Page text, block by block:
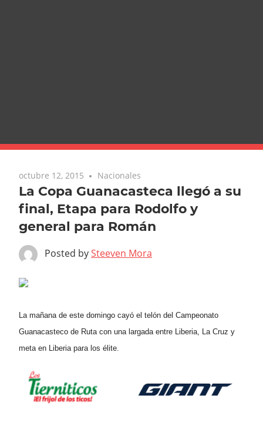
octubre 12, 2015 Nacionales
La Copa Guanacasteca llegó a su
final, Etapa para Rodolfo y
general para Román
Posted bySteeven Mora
La mañana de este domingo cayó el telón del Campeonato
Guanacasteco de Ruta con una largada entre Liberia, La Cruz y
meta en Liberia para los élite.